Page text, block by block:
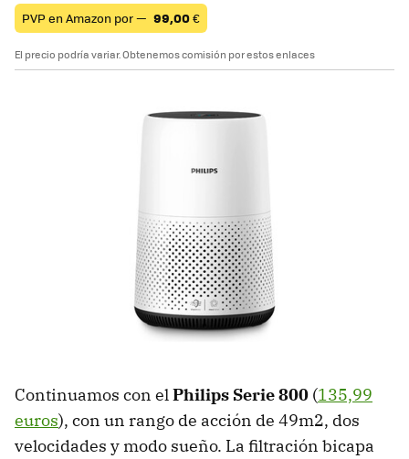
PVP en Amazon por — 99,00€
El precio podría variar. Obtenemos comisión por estos enlaces
Continuamos con el Philips Serie 800 (135,99
euros), con un rango de acción de 49m2, dos
velocidades y modo sueño. La filtración bicapa